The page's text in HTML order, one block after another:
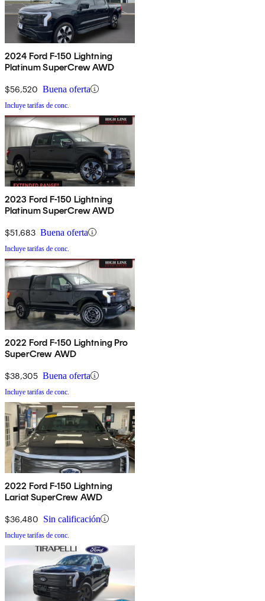
2024 Ford F-150 Lightning
Platinum SuperCrew AWD
$56,520 Buena oferta
Incluye tarifas de conc.
2023 Ford F-150 Lightning
Platinum SuperCrew AWD
$51,683 Buena oferta
Incluye tarifas de conc.
2022 Ford F-150 Lightning Pro
SuperCrew AWD
$38,305 Buena oferta
Incluye tarifas de conc.
2022 Ford F-150 Lightning
Lariat SuperCrew AWD
$36,480 Sin calificación
Incluye tarifas de conc.